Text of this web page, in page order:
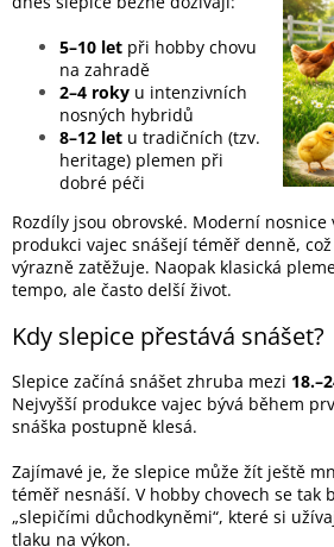
5–10 let při hobby chovu
na zahradě
2–4 roky u intenzivních
nosných hybridů
8–12 let u tradičních (tzv.
heritage) plemen při
dobré péči
Rozdíly jsou obrovské. Moderní nosnice
produkci vajec snášejí téměř denně,
výrazně zatěžuje. Naopak klasická
tempo, ale často delší život.
Kdy slepice přestává snášet?
Slepice začíná snášet zhruba mezi
Nejvyšší produkce vajec bývá během
snáška postupně klesá.
Zajímavé je, že slepice může žít ještě
téměř nesnáší. V hobby chovech se tak
„slepičími důchodkyněmi“, které si
tlaku na výkon.